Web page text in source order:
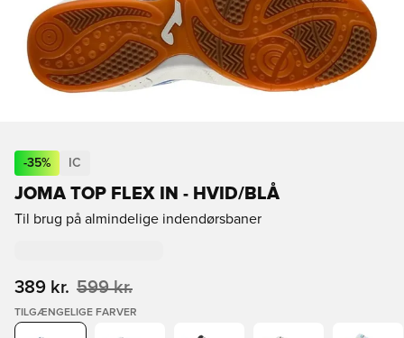
-35% IC
JOMA TOP FLEX IN - HVID/BLÅ
Til brug på almindelige indendørsbaner
389 kr. 599 kr.
TILGÆNGELIGE FARVER